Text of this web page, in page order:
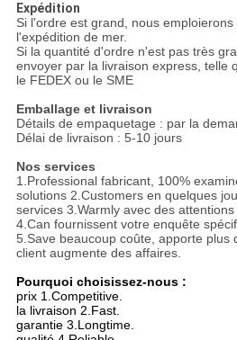
Expédition
Si l'ordre est grand, nous
l'expédition de mer.
Si la quantité d'ordre n'est pas très
envoyer par la livraison express, telle
le FEDEX ou le SME
Emballage et livraison
Détails de empaquetage : par la
Délai de livraison : 5-10 jours
Nos services
1.Professional fabricant, 100%
solutions 2.Customers en quelques
services 3.Warmly avec des
4.Can fournissent votre enquête
5.Save beaucoup coûte, apporte plus
client augmente des affaires.
Pourquoi choisissez-nous :
prix 1.Competitive.
la livraison 2.Fast.
garantie 3.Longtime.